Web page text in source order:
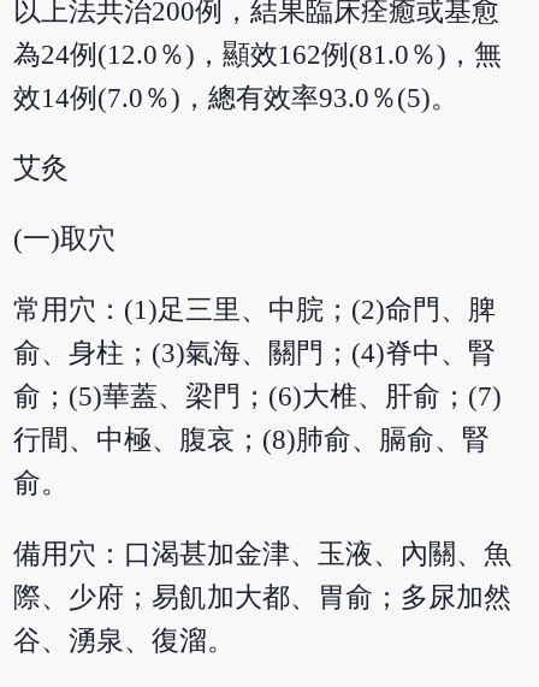
以上法共治200例，結果臨床痊癒或基愈
為24例(12.0％)，顯效162例(81.0％)，無
效14例(7.0％)，總有效率93.0％(5)。
艾灸
(一)取穴
常用穴：(1)足三里、中脘；(2)命門、脾
俞、身柱；(3)氣海、關門；(4)脊中、腎
俞；(5)華蓋、梁門；(6)大椎、肝俞；(7)
行間、中極、腹哀；(8)肺俞、膈俞、腎
俞。
備用穴：口渴甚加金津、玉液、內關、魚
際、少府；易飢加大都、胃俞；多尿加然
谷、湧泉、復溜。